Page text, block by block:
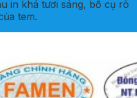
in khá tươi sáng, bố cụ rõ
tem.